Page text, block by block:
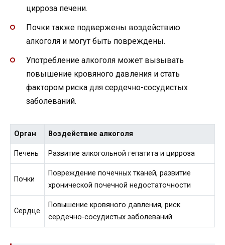
цирроза печени.
Почки также подвержены воздействию
алкоголя и могут быть повреждены.
Употребление алкоголя может вызывать
повышение кровяного давления и стать
фактором риска для сердечно-сосудистых
заболеваний.
Орган Воздействие алкоголя
Печень Развитие алкогольной гепатита и цирроза
Почки
Повреждение почечных тканей, развитие
хронической почечной недостаточности
Сердце
Повышение кровяного давления, риск
сердечно-сосудистых заболеваний